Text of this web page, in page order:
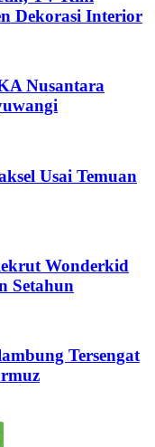
Dekorasi Interior
Nusantara
Usai Temuan
Wonderkid
Setahun
Tersengat